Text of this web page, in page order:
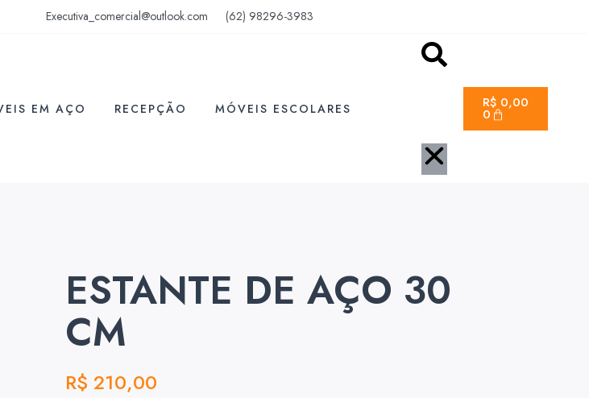
Executiva_comercial@outlook.com (62) 98296-3983
EM AÇO RECEPÇÃO MÓVEIS ESCOLARES R$0,00
0
ESTANTE DE AÇO 30
CM
R$ 210,00